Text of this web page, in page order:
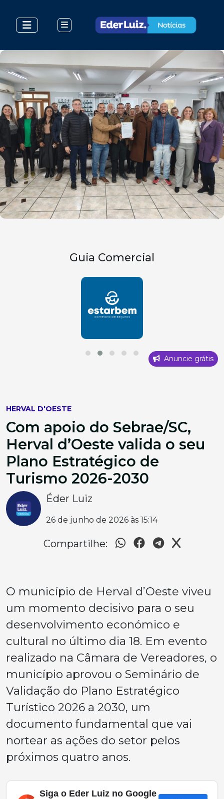
Guia Comercial
Anuncie grátis
HERVAL D'OESTE
Com apoio do Sebrae/SC,
Herval d’Oeste valida o seu
Plano Estratégico de
Turismo 2026-2030
Éder Luiz
26 de junho de 2026 às 15:14
Compartilhe:
O município de Herval d’Oeste viveu
um momento decisivo para o seu
desenvolvimento económico e
cultural no último dia 18. Em evento
realizado na Câmara de Vereadores, o
município aprovou o Seminário de
Validação do Plano Estratégico
Turístico 2026 a 2030, um
documento fundamental que vai
nortear as ações do setor pelos
próximos quatro anos.
Siga o Eder Luiz no Google